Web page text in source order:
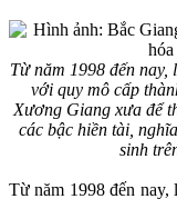
Từ năm 1998 đến
với quy mô cấp
Xương Giang xưa để
các bậc hiền tài,
sinh
Từ năm 1998 đến